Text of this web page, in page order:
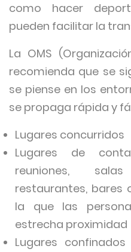
como hacer
pueden facilitar la
La OMS
recomienda que se
se piense en los
se propaga rápida y
Lugares concurridos
Lugares de
reuniones,
restaurantes, bares
la que las
estrecha proximidad
Lugares